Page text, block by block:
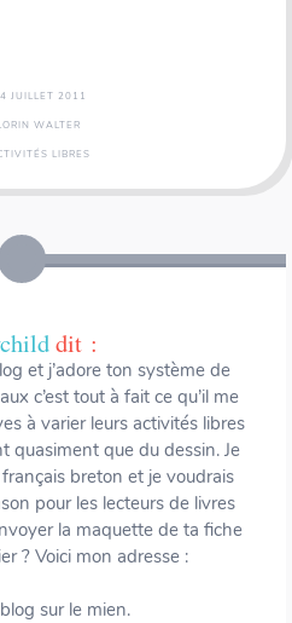
4 JUILLET 2011
WALTER
LIBRES
dit :
et j’adore ton système de
c’est tout à fait ce qu’il me
à varier leurs activités libres
quasiment que du dessin. Je
breton et je voudrais
pour les lecteurs de livres
la maquette de ta fiche
? Voici mon adresse :
sur le mien.